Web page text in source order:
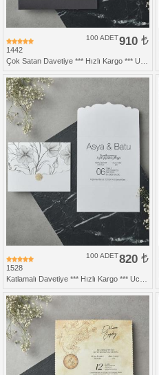
1442
910
100 ADET
1528
820
100 ADET